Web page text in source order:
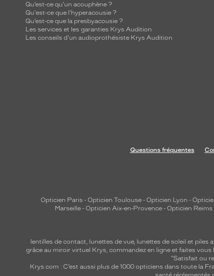
Qu’est-ce qu'un acouphène ?
Qu'est-ce que l'hyperacousie ?
Qu’est-ce que la presbyacousie ?
Les services et les garanties Krys Audition
Les conseils d'un audioprothésiste Krys Audition
Questions fréquentes
Opticien Paris - Opticien Toulouse - Opticien Lyon -
Marseille - Opticien Aix-en-Provence - Opticien Reims
lentilles de contact, lunettes de vue, lunettes de soleil et piles
grâce au miroir virtuel Krys, commandez en ligne et faites
"Satisfait ou
Krys.com : C’est aussi plus de 1000 opticiens dans toute la